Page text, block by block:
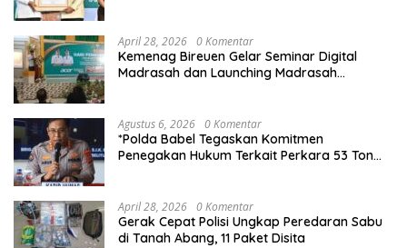
April 28, 2026 0 Komentar
Kemenag Bireuen Gelar Seminar Digital
Madrasah dan Launching Madrasah
Agustus 6, 2026 0 Komentar
*Polda Babel Tegaskan Komitmen
Penegakan Hukum Terkait Perkara 53 Ton
April 28, 2026 0 Komentar
Gerak Cepat Polisi Ungkap Peredaran Sabu
di Tanah Abang, 11 Paket Disita